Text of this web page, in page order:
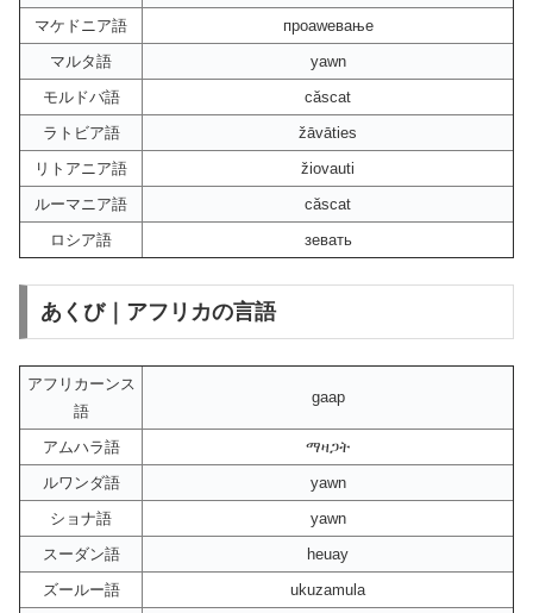
マケドニア語
проawевање
マルタ語
yawn
モルドバ語
căscat
ラトビア語
žāvāties
リトアニア語
žiovauti
ルーマニア語
căscat
ロシア語
зевать
あくび｜アフリカの言語
アフリカーンス
語
gaap
アムハラ語
ማዛጋት
ルワンダ語
yawn
ショナ語
yawn
スーダン語
heuay
ズールー語
ukuzamula